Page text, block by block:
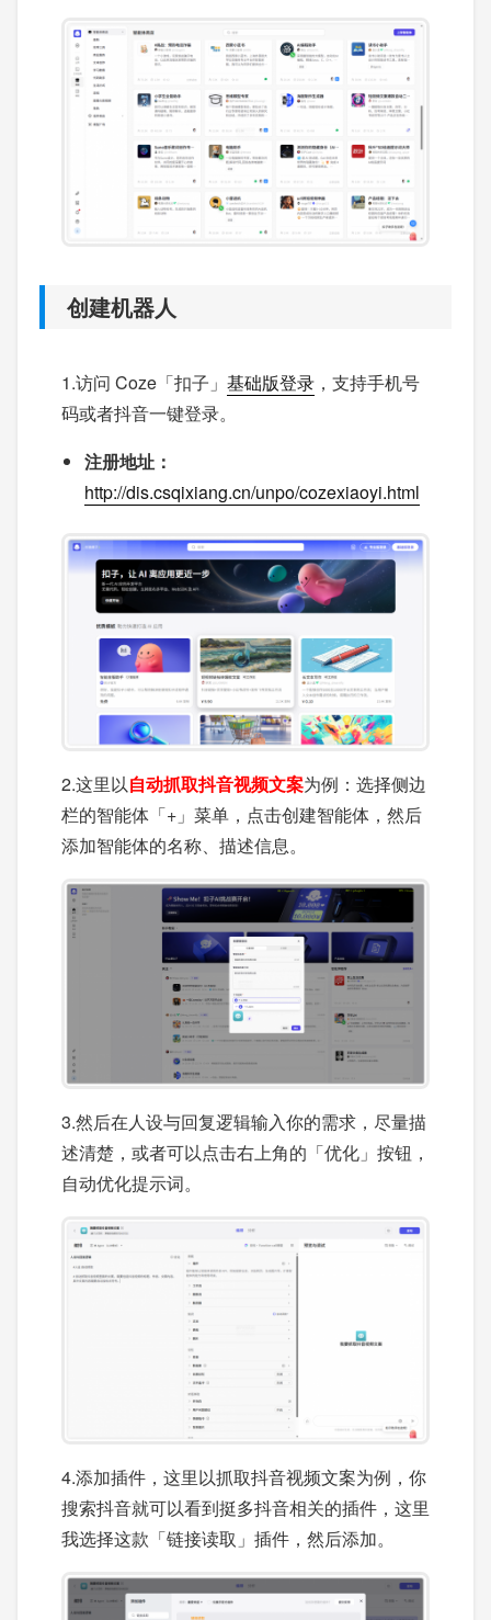
创建机器人
1.访问 Coze「扣子」 基础版登录 ，支持手机号
码或者抖音一键登录。
注册地址：
http://dis.csqixiang.cn/unpo/cozexiaoyi.html
2.这里以自动抓取抖音视频文案为例：选择侧边
栏的智能体「+」菜单，点击创建智能体，然后
添加智能体的名称、描述信息。
3.然后在人设与回复逻辑输入你的需求，尽量描
述清楚，或者可以点击右上角的「优化」按钮，
自动优化提示词。
4.添加插件，这里以抓取抖音视频文案为例，你
搜索抖音就可以看到挺多抖音相关的插件，这里
我选择这款「链接读取」插件，然后添加。